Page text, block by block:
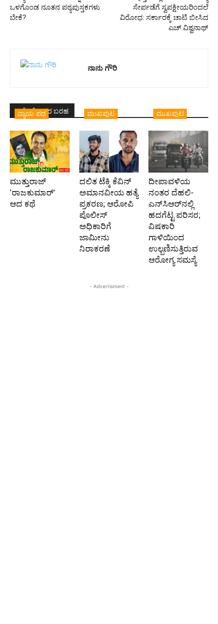
ಒಳಗೊಂಡ ನೂತನ ಪಠ್ಯಪುಸ್ತಕಗಳು
ಬೇಕೆ?
ಸೇರ್ಪಡೆಗೆ ಸ್ವಪಕ್ಷೀಯರಿಂದಲೆ
ವಿರೋಧ: ಸರ್ಕಾರಕ್ಕೆ ಚಾಟಿ ಬೀಸಿದ
ಎಚ್.ವಿಶ್ವನಾಥ್
ನಾನು ಗೌರಿ
ಇದೇ ಲೇಖಕರ ಬರಹ
ನ್ಯಾಯ ಪಥ
ಮುತ್ತುರಾಜ್
‘ರಾಜಕುಮಾರ್‍’
ಆದ ಕಥೆ
ಮುಖಪುಟ
ದಲಿತ ಟೆಕ್ಕಿ ಕೆವಿನ್
ಅಮಾನವೀಯ ಹತ್ಯೆ
ಪ್ರಕರಣ; ಆರೋಪಿ
ಪೊಲೀಸ್‌
ಅಧಿಕಾರಿಗೆ
ಜಾಮೀನು
ನಿರಾಕರಣೆ
ಮುಖಪುಟ
ದೀಪಾವಳಿಯ
ನಂತರ ದೆಹಲಿ-
ಎನ್‌ಸಿಆರ್‌ನಲ್ಲಿ
ಹದಗೆಟ್ಟ ಪರಿಸರ;
ವಿಷಕಾರಿ
ಗಾಳಿಯಿಂದ
ಉಲ್ಬಣಿಸುತ್ತಿರುವ
ಆರೋಗ್ಯ ಸಮಸ್ಯೆ
- Advertisment -